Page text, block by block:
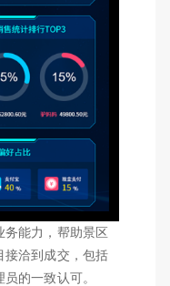
能力，帮助景区
接洽到成交，包括
的一致认可。